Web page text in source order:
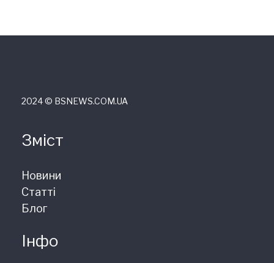
2024 © ВSNEWS.COM.UA
Зміст
Новини
Статті
Блог
Інфо